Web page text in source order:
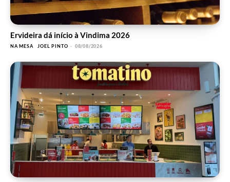
Ervideira dá início à Vindima 2026
NA MESA JOEL PINTO - 08/08/2026